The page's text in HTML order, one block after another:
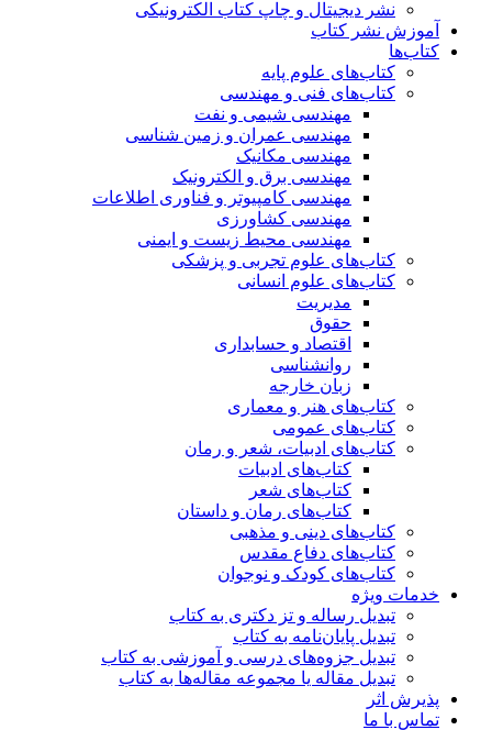
نشر دیجیتال و چاپ کتاب الکترونیکی
آموزش نشر کتاب
کتاب‌ها
کتاب‌های علوم پایه
کتاب‌های فنی و مهندسی
مهندسی شیمی و نفت
مهندسی عمران و زمین شناسی
مهندسی مکانیک
مهندسی برق و الکترونیک
مهندسی کامپیوتر و فناوری اطلاعات
مهندسی کشاورزی
مهندسی محیط زیست و ایمنی
کتاب‌های علوم تجربی و پزشکی
کتاب‌های علوم انسانی
مدیریت
حقوق
اقتصاد و حسابداری
روانشناسی
زبان خارجه
کتاب‌های هنر و معماری
کتاب‌های عمومی
کتاب‌های ادبیات، شعر و رمان
کتاب‌های ادبیات
کتاب‌های شعر
کتاب‌های رمان و داستان
کتاب‌های دینی و مذهبی
کتاب‌های دفاع مقدس
کتاب‌های کودک و نوجوان
خدمات ویژه
تبدیل رساله و تز دکتری به کتاب
تبدیل پایان‌نامه به کتاب
تبدیل جزوه‌های درسی و آموزشی به کتاب
تبدیل مقاله یا مجموعه مقاله‌ها به کتاب
پذیرش اثر
تماس با ما